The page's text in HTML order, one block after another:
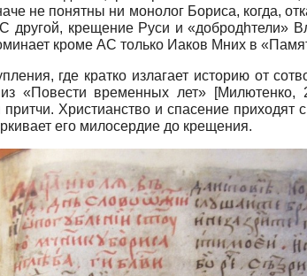
не понятны ни монолог Бориса, когда,
другой, крещение Руси и «добродhтели»
кроме АС только Иаков Мних в
где кратко излагает историю от
«Повести временных лет»
[Милютенко,
притчи. Христианство и спасение
его милосердие до крещения.